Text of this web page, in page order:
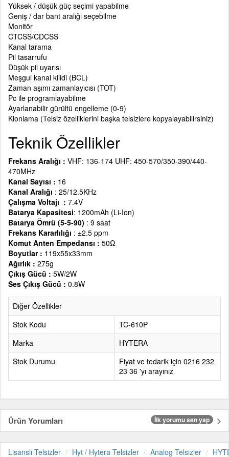
Yüksek / düşük güç seçimi yapabilme
Geniş / dar bant aralığı seçebilme
Monitör
CTCSS/CDCSS
Kanal tarama
Pil tasarrufu
Düşük pil uyarısı
Meşgul kanal kilidi (BCL)
Zaman aşımı zamanlayıcısı (TOT)
Pc ile programlayabilme
Ayarlanabilir gürültü engelleme (0-9)
Klonlama (Telsiz özelliklerini başka telsizlere kopyalayabilirsiniz)
Teknik Özellikler
Frekans Aralığı : VHF: 136-174 UHF: 450-570/350-390/440-
470MHz
Kanal Sayısı : 16
Kanal Aralığı : 25/12.5KHz
Çalışma Voltajı : 7.4V
Batarya Kapasitesi: 1200mAh (Li-Ion)
Batarya Ömrü (5-5-90) : 9 saat
Frekans Kararlılığı : ±2.5 ppm
Komut Anten Empedansı : 50Ω
Boyutlar : 119x55x33mm
Ağırlık : 275g
Çıkış Gücü : 5W/2W
Ses Çıkış Gücü : 0.8W
Diğer Özellikler
Stok Kodu
TC-610P
Marka
HYTERA
Stok Durumu
Fiyat ve tedarik için 0216 232
23 36 'yı arayınız
Ürün Yorumları İlk yorumu sen yap
Lisanslı Telsizler Hyt / Hytera Telsizler Analog Telsizler